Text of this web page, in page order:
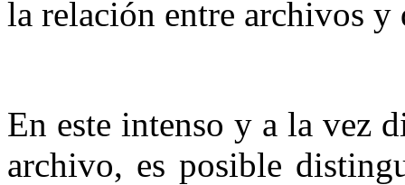
la relación entre archivos y
En este intenso y a la vez
archivo, es posible